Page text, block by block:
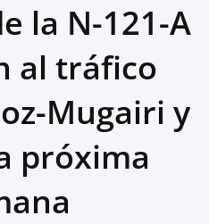
la N-121-A
al tráfico
Mugairi y
próxima